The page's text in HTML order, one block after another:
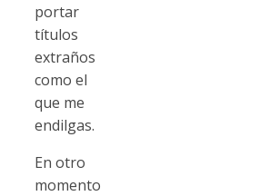
portar
títulos
extraños
como el
que me
endilgas.
En otro
momento